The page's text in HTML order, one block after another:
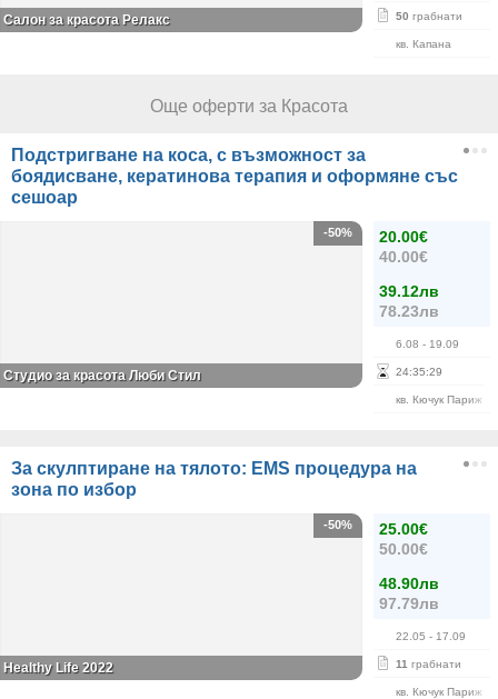
50 грабнати
кв. Капана
Салон за красота Релакс
Още оферти за Красота
Подстригване на коса, с възможност за
боядисване, кератинова терапия и оформяне със
сешоар
20.00€
40.00€
39.12лв
78.23лв
6.08 - 19.09
24:35:29
кв. Кючук Париж
-50%
Студио за красота Люби Стил
За скулптиране на тялото: EMS процедура на
зона по избор
25.00€
50.00€
48.90лв
97.79лв
22.05 - 17.09
11 грабнати
кв. Кючук Париж
-50%
Healthy Life 2022